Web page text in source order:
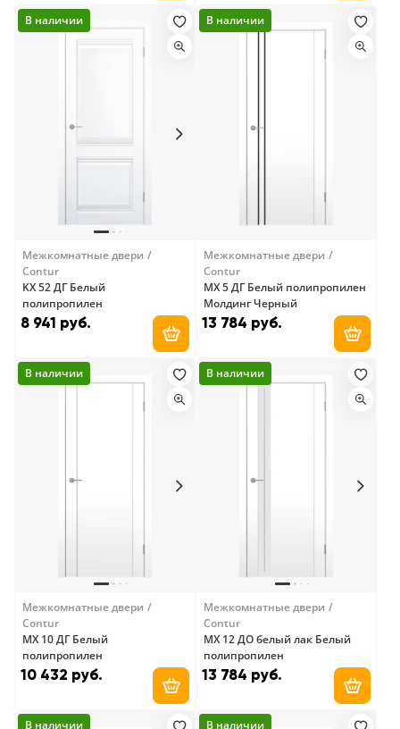
В наличии
Межкомнатные двери
Contur
KX 52 ДГ Белый
полипропилен
8 941 руб.
Добавить в корзину
В наличии
Межкомнатные двери
Contur
MX 5 ДГ Белый полипропилен
Молдинг Черный
13 784 руб.
В наличии
Межкомнатные двери
Contur
MX 10 ДГ Белый
полипропилен
10 432 руб.
Добавить в корзину
В наличии
Межкомнатные двери
Contur
MX 12 ДО белый лак Белый
полипропилен
13 784 руб.
В наличии В наличии